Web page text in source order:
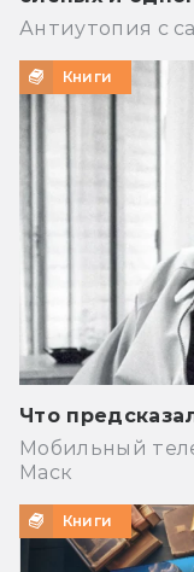
Антиутопия с
Книги
Что
Мобильный
Маск
Книги